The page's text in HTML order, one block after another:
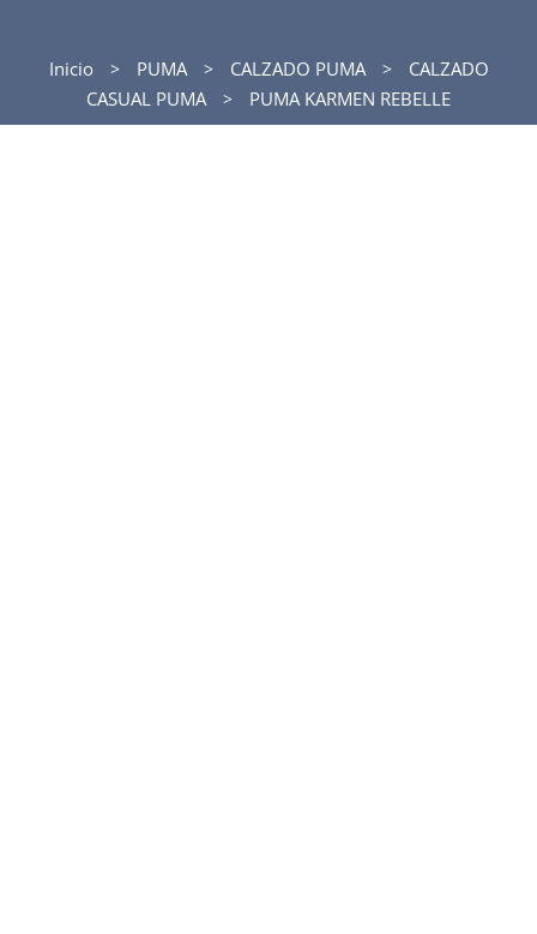
Inicio PUMA CALZADO PUMA
CALZADO
CASUAL PUMA
PUMA KARMEN REBELLE